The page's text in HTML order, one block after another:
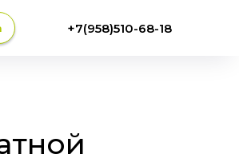
+7(958)510-68-18